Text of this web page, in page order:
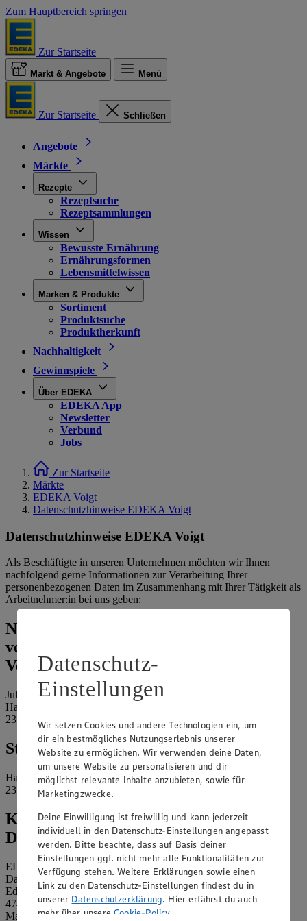
Zum Hauptbereich springen
Zur Startseite
Markt & Angebote Menü
Zur Startseite Schließen
Angebote
Märkte
Rezepte
Rezeptsuche
Rezeptsammlungen
Wissen
Bewusste Ernährung
Ernährungsformen
Lebensmittelwissen
Marken & Produkte
Sortiment
Produktsuche
Produktherkunft
Nachhaltigkeit
Gewinnspiele
Über EDEKA
EDEKA App
Newsletter
Verbund
Jobs
Zur Startseite
Märkte
EDEKA Voigt
Datenschutzhinweise EDEKA Voigt
Datenschutzhinweise EDEKA Voigt
Als Beschäftigte in unseren Unternehmen möchten wir Ihnen
nachfolgend gerne Informationen zur Verarbeitung Ihrer
personenbezogenen Daten im Zusammenhang mit Ihrer Tätigkeit als
Arbeitnehmer:in bei uns geben:
Name und Kontaktdaten der
verantwortlichen Stelle und ggf. deren
Vertretung:
Julia Voigt e.Kfr.
Hauptstraße 2a
23715 Bosau/Hutzfeld
Standort des Marktes:
Hauptstraße 2a
23715 Bosau/Hutzfeld
Kontaktdaten des betrieblichen
Datenschutzbeauftragten:
EDEKA Nordwest Stiftung & Co. KG
Datenschutzbeauftragter
Edekaplatz 1
47445 Moers
Mail:
nw_datenschutz@edeka.de
Datenschutz-
Einstellungen
Wir setzen Cookies und andere Technologien ein, um
dir ein bestmögliches Nutzungserlebnis unserer
Website zu ermöglichen. Wir verwenden deine Daten,
um unsere Website zu personalisieren und dir
möglichst relevante Inhalte anzubieten, sowie für
Marketingzwecke.
Deine Einwilligung ist freiwillig und kann jederzeit
individuell in den Datenschutz-Einstellungen angepasst
werden. Bitte beachte, dass auf Basis deiner
Einstellungen ggf. nicht mehr alle Funktionalitäten zur
Verfügung stehen. Weitere Erklärungen sowie einen
Link zu den Datenschutz-Einstellungen findest du in
unserer Datenschutzerklärung. Hier erfährst du auch
mehr über unsereCookie-Policy.